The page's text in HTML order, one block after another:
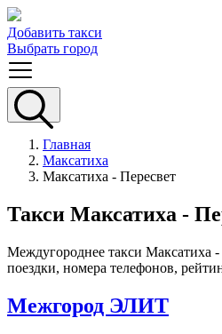
Добавить такси
Выбрать город
Главная
Максатиха
Максатиха - Пересвет
Такси Максатиха -
Междугороднее такси Максатиха -
поездки, номера телефонов,
Межгород ЭЛИТ